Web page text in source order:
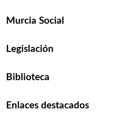
Murcia Social
Legislación
Biblioteca
Enlaces destacados